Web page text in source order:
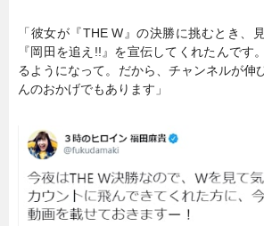
「彼女が『THE W』の決勝に挑むとき、
『岡田を追え!!』を宣伝してくれたんです
るようになって。だから、チャンネルが伸
んのおかげでもあります」